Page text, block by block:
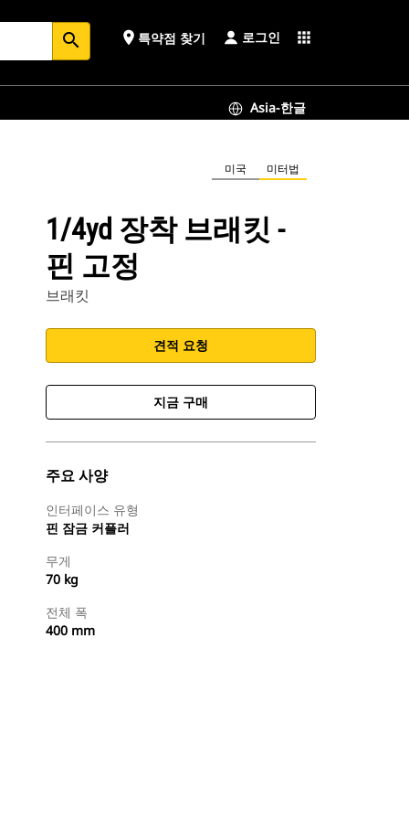
search place 특약점 찾기 로그인 apps
Asia-한글
미국 미터법
1/4yd 장착 브래킷 -
핀 고정
브래킷
견적 요청
지금 구매
주요 사양
인터페이스 유형
핀 잠금 커플러
무게
70 kg
전체 폭
400 mm